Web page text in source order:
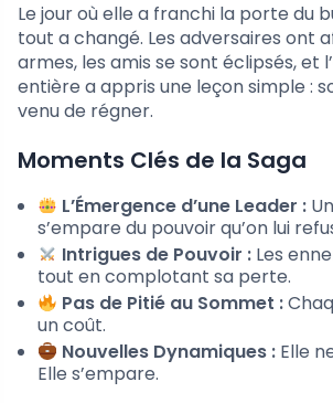
Le jour où elle a franchi la porte du
tout a changé. Les adversaires ont
armes, les amis se sont éclipsés, et
entière a appris une leçon simple :
venu de régner.
Moments Clés de la Saga
L’Émergence d’une Leader :
s’empare du pouvoir qu’on lui
Intrigues de Pouvoir : Les
tout en complotant sa perte.
Pas de Pitié au Sommet :
un coût.
Nouvelles Dynamiques : Elle
Elle s’empare.